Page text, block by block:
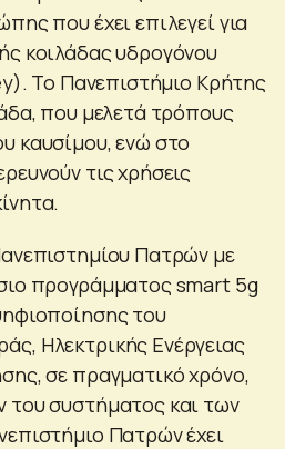
που έχει επιλεγεί για
κοιλάδας υδρογόνου
Το Πανεπιστήμιο Κρήτης
που μελετά τρόπους
καυσίμου, ενώ στο
τις χρήσεις
Πατρών με
προγράμματος smart 5g
του
Ηλεκτρικής Ενέργειας
σε πραγματικό χρόνο,
του συστήματος και των
Πατρών έχει